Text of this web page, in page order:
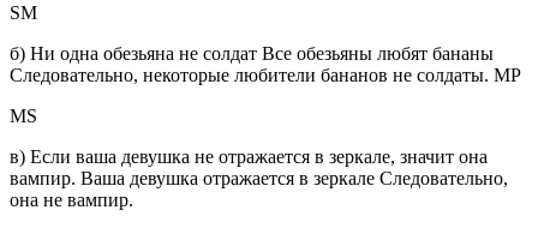
SM
б) Ни одна обезьяна не солдат Все обезьяны любят бананы
Следовательно, некоторые любители бананов не солдаты. MP
MS
в) Если ваша девушка не отражается в зеркале, значит она
вампир. Ваша девушка отражается в зеркале Следовательно,
она не вампир.